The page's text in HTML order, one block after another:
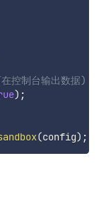
控制台输出数据)
) ;
(config) ;